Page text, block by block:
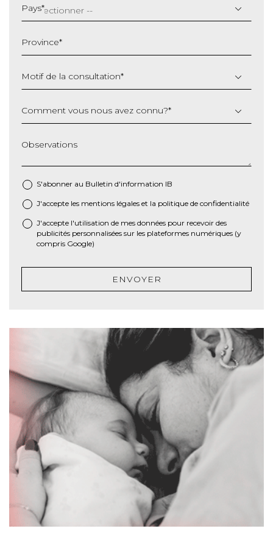
slash
MM
AAAA
Pays*
Province*
Motif de la consultation*
Comment vous nous avez connu?*
Observations
S'abonner au Bulletin d'information IB
* J'accepte les mentions légales et la politique de confidentialité
J'accepte l'utilisation de mes données pour recevoir des
publicités personnalisées sur les plateformes numériques (y
compris Google)
ENVOYER